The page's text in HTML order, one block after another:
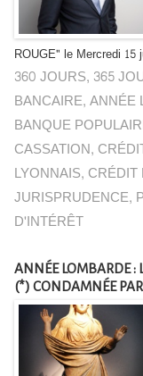
ROUGE" le Mercredi 15
360 JOURS, 365
BANCAIRE,ANNÉE
BANQUE
CASSATION,
LYONNAIS,
JURISPRUDENCE,
D'INTÉRÊT
ANNÉE LOMBARDE :
(*) CONDAMNÉE